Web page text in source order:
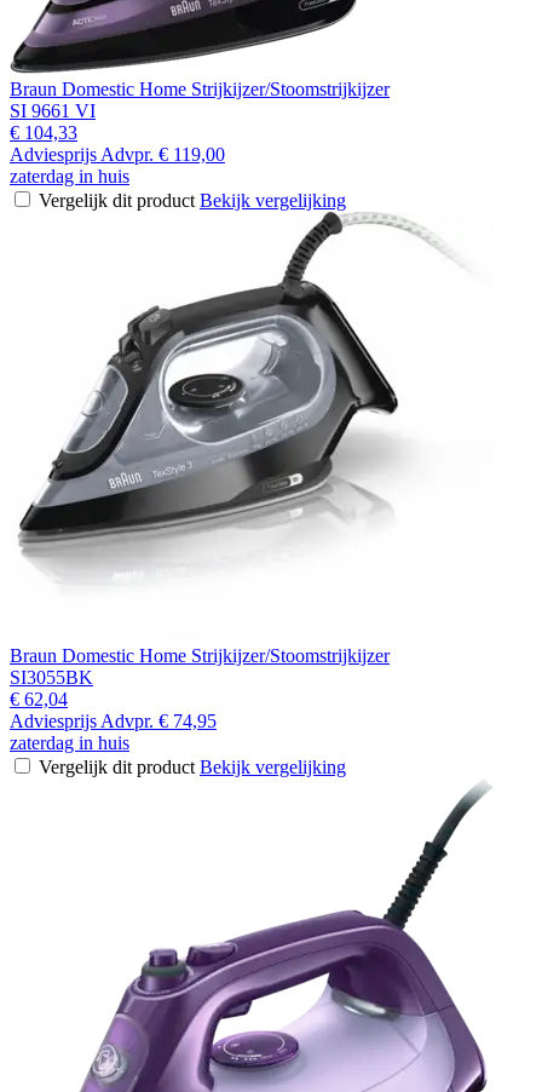
Braun Domestic Home Strijkijzer/Stoomstrijkijzer
SI 9661 VI
€ 104,33
Adviesprijs Advpr. € 119,00
zaterdag in huis
Vergelijk dit product Bekijk vergelijking
Braun Domestic Home Strijkijzer/Stoomstrijkijzer
SI3055BK
€ 62,04
Adviesprijs Advpr. € 74,95
zaterdag in huis
Vergelijk dit product Bekijk vergelijking